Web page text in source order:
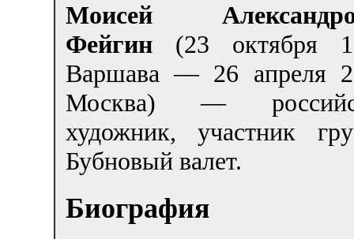
Моисей
Фейгин (23 октября
Варшава — 26 апреля
Москва) —
художник, участник
Бубновый валет.
Биография